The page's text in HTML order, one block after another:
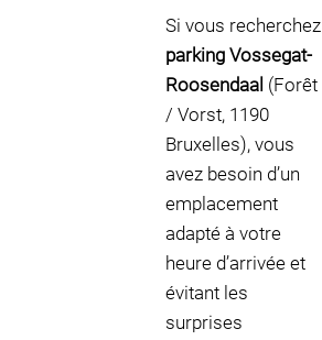
Si vous recherchez
parking Vossegat-
Roosendaal (Forêt
/ Vorst, 1190
Bruxelles), vous
avez besoin d’un
emplacement
adapté à votre
heure d’arrivée et
évitant les
surprises